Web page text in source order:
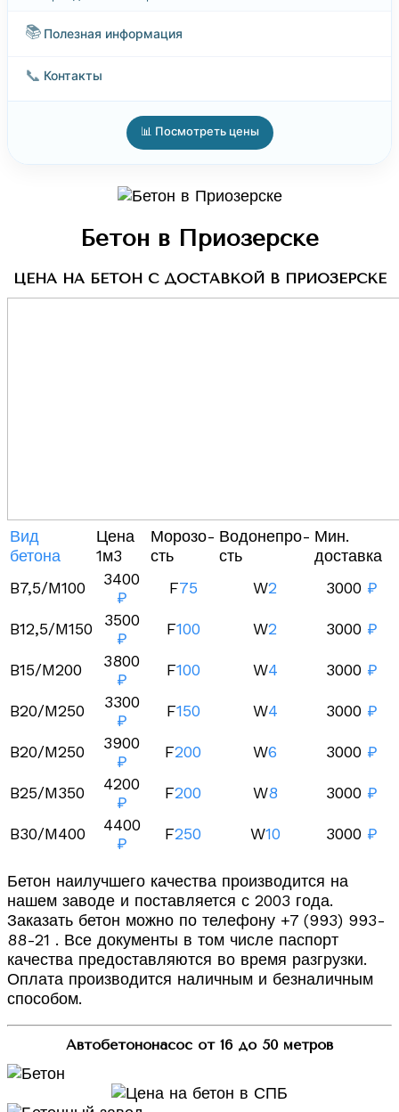
📚 Полезная информация
📞 Контакты
📊 Посмотреть цены
Бетон в Приозерске
ЦЕНА НА БЕТОН С ДОСТАВКОЙ В ПРИОЗЕРСКЕ
Вид
бетона
Цена
1м3
Морозо-
сть
Водонепро-
сть
Мин.
доставка
B7,5/M100
3400
₽
F75 W2 3000 ₽
B12,5/M150
3500
₽
F100 W2 3000 ₽
B15/M200
3800
₽
F100 W4 3000 ₽
B20/M250
3300
₽
F150 W4 3000 ₽
B20/M250
3900
₽
F200 W6 3000 ₽
B25/M350
4200
₽
F200 W8 3000 ₽
B30/M400
4400
₽
F250 W10 3000 ₽
Бетон наилучшего качества производится на
нашем заводе и поставляется с 2003 года.
Заказать бетон можно по телефону +7 (993) 993-
88-21 . Все документы в том числе паспорт
качества предоставляются во время разгрузки.
Оплата производится наличным и безналичным
способом.
Автобетононасос от 16 до 50 метров